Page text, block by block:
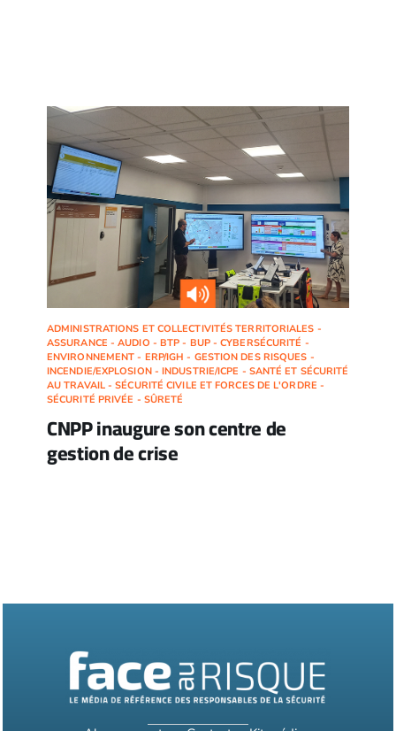
ADMINISTRATIONS ET COLLECTIVITÉS TERRITORIALES -
ASSURANCE - AUDIO - BTP - BUP - CYBERSÉCURITÉ -
ENVIRONNEMENT - ERP/IGH - GESTION DES RISQUES -
INCENDIE/EXPLOSION - INDUSTRIE/ICPE - SANTÉ ET SÉCURITÉ
AU TRAVAIL - SÉCURITÉ CIVILE ET FORCES DE L'ORDRE -
SÉCURITÉ PRIVÉE - SÛRETÉ
CNPP inaugure son centre de
gestion de crise